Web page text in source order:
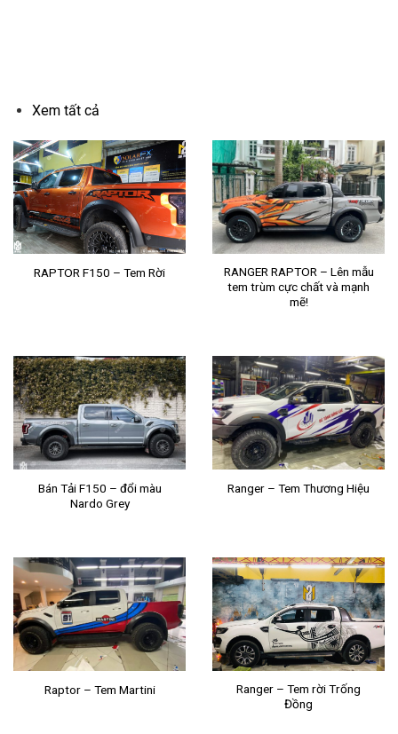
Xem tất cả
RAPTOR F150 – Tem Rời
RANGER RAPTOR – Lên mẫu
tem trùm cực chất và mạnh
mẽ!
Bán Tải F150 – đổi màu
Nardo Grey
Ranger – Tem Thương Hiệu
Raptor – Tem Martini
Ranger – Tem rời Trống
Đồng